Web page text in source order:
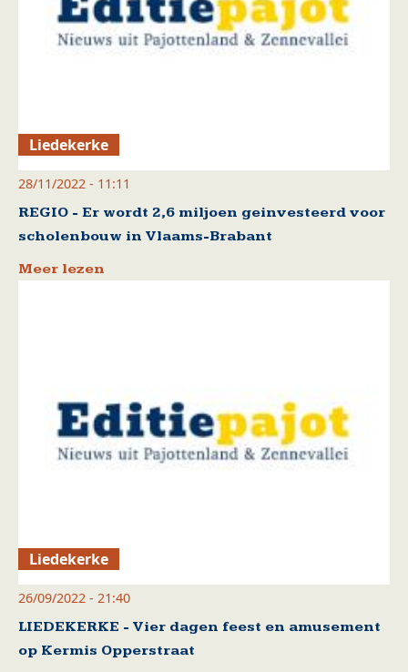
Liedekerke
28/11/2022 - 11:11
REGIO - Er wordt 2,6 miljoen geinvesteerd voor
scholenbouw in Vlaams-Brabant
Meer lezen
Liedekerke
26/09/2022 - 21:40
LIEDEKERKE - Vier dagen feest en amusement
op Kermis Opperstraat